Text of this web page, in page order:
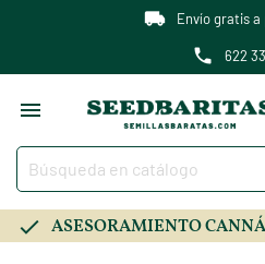
Envío gratis
622

ASESORAMIENTO